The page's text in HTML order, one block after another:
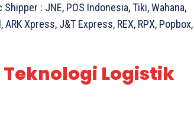
: JNE, POS Indonesia, Tiki, Wahana,
Xpress, J&T Express, REX, RPX, Popbox,
Teknologi Logistik